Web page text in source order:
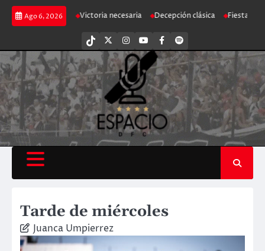
Saltar
Ago 6, 2026
a la ilusión Victoria necesaria Decepción clásica Fiesta, baile y
tiktok TwitterInstagramYoutube
Facebook
Spotify
Tarde de miércoles
Juanca Umpierrez